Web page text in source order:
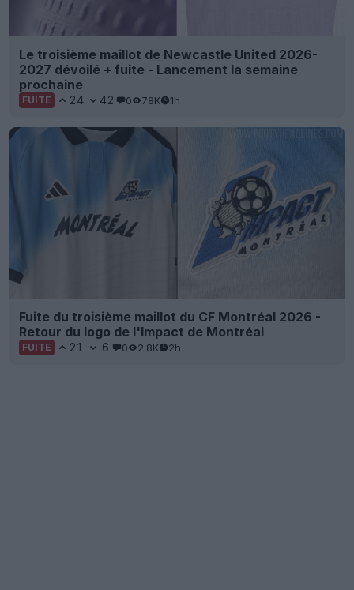
Le troisième maillot de Newcastle United 2026-
2027 dévoilé + fuite - Lancement la semaine
prochaine
FUITE 24 42 0 78K 1h
Fuite du troisième maillot du CF Montréal 2026 -
Retour du logo de l'Impact de Montréal
FUITE 21 6 0 2.8K 2h